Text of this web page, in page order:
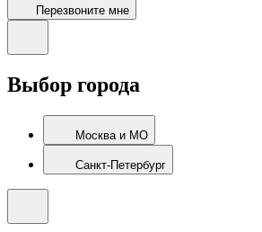
Перезвоните мне
Выбор города
Москва и МО
Санкт-Петербург